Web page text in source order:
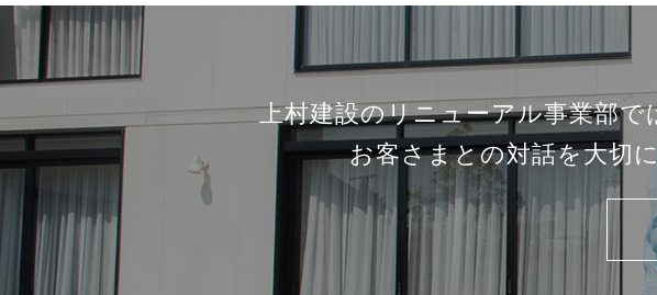
上村建設のリニューアル事業部で
お客さまとの対話を大切